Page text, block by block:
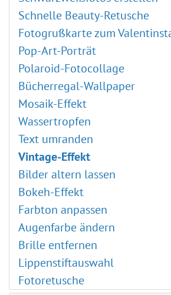
Weichzeichnen-Effekte
Points-Plugin
Enhancer-Plugin
Neon-Plugin
NatureArt-Plugin
LightShop-Plugin
HDRFactory-Plugin
AirBrush-Plugin
Ausrichten-Optionen
Schwarz-weiß-Korrektur
Schwellenwert-Korrektur
Umkehren-Korrektur
Farbton/Sättigung
Helligkeit/Kontrast
Gradationskurven
Tonwertkorrektur
Bildgrößenbearbeitung
Externe Plugins
Schnelle Beauty-Retusche
Fotogrußkarte zum
Pop-Art-Porträt
Polaroid-Fotocollage
Bücherregal-Wallpaper
Mosaik-Effekt
Wassertropfen
Text umranden
Vintage-Effekt
Bilder altern lassen
Bokeh-Effekt
Farbton anpassen
Augenfarbe ändern
Brille entfernen
Lippenstiftauswahl
Fotoretusche